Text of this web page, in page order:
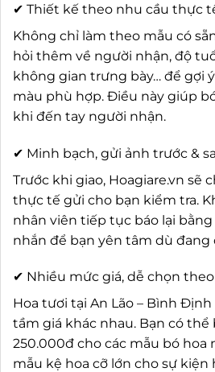
✔ Thiết kế theo nhu cầu thực
Không chỉ làm theo mẫu có
hỏi thêm về người nhận, độ
không gian trưng bày… để gợi
màu phù hợp. Điều này giúp
khi đến tay người nhận.
✔ Minh bạch, gửi ảnh trước &
Trước khi giao, Hoagiare.vn sẽ
thực tế gửi cho bạn kiểm tra.
nhân viên tiếp tục báo lại
nhắn để bạn yên tâm dù đang
✔ Nhiều mức giá, dễ chọn
Hoa tươi tại An Lão – Bình
tầm giá khác nhau. Bạn có
250.000đ cho các mẫu bó hoa
mẫu kệ hoa cỡ lớn cho sự kiện